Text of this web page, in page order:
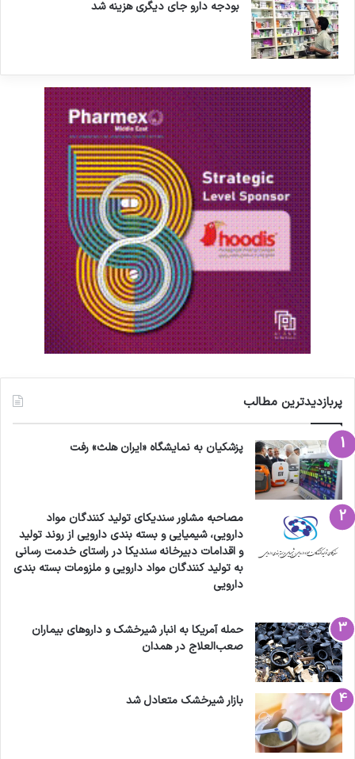
بودجه دارو جای دیگری هزینه شد
پربازدیدترین مطالب
پزشکیان به نمایشگاه «ایران هلث» رفت
مصاحبه مشاور سندیکای تولید کنندگان مواد
دارویی، شیمیایی و بسته بندی دارویی از روند تولید
و اقدامات دبیرخانه سندیکا در راستای خدمت رسانی
به تولید کنندگان مواد دارویی و ملزومات بسته بندی
دارویی
حمله آمریکا به انبار شیرخشک و داروهای بیماران
صعب‌العلاج در همدان
بازار شیرخشک متعادل شد